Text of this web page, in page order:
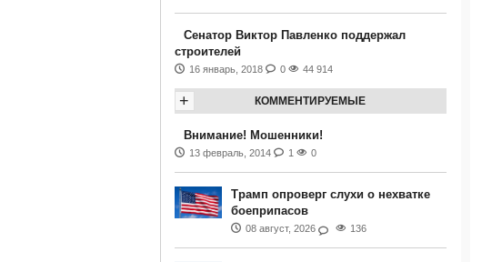
Сенатор Виктор Павленко поддержал
строителей
16 январь, 2018 0 44 914
КОММЕНТИРУЕМЫЕ
+
Внимание! Мошенники!
13 февраль, 2014 1 0
Трамп опроверг слухи о нехватке
боеприпасов
08 август, 2026 136